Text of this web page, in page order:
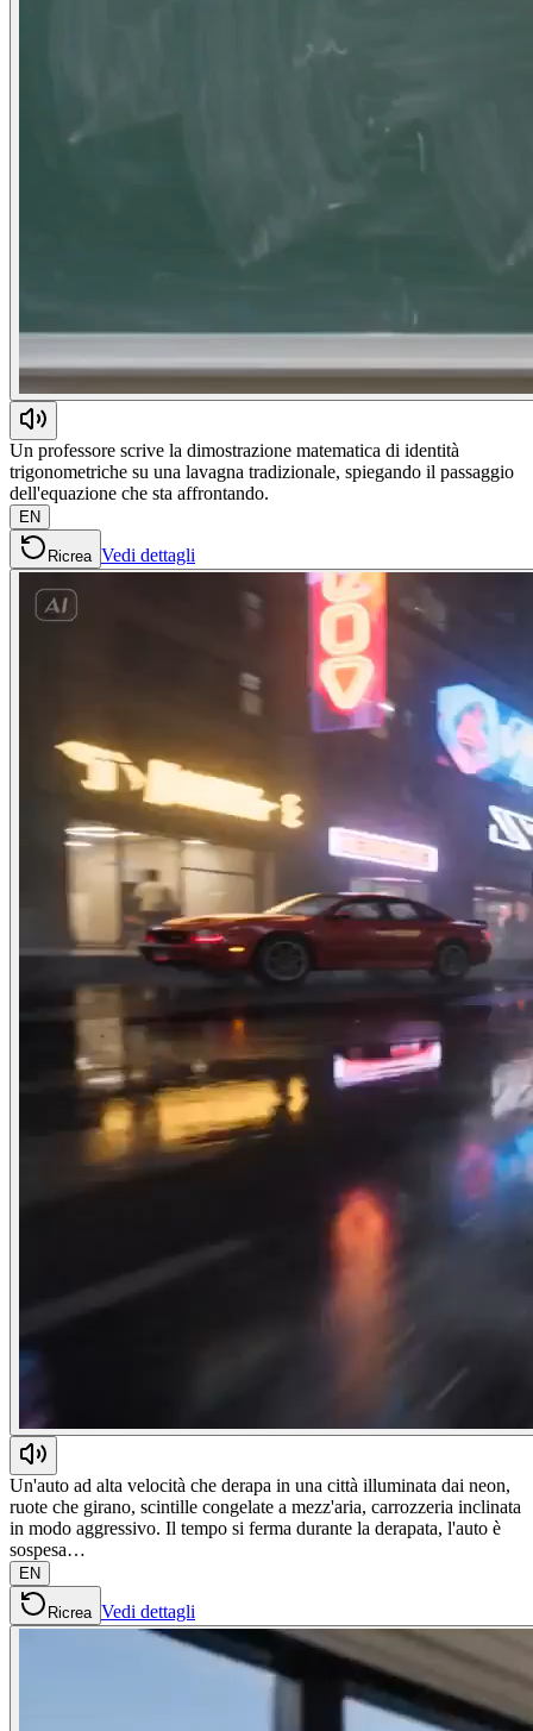
Un professore scrive la dimostrazione matematica di identità
trigonometriche su una lavagna tradizionale, spiegando il passaggio
dell'equazione che sta affrontando.
EN
Ricrea Vedi dettagli
Un'auto ad alta velocità che derapa in una città illuminata dai neon,
ruote che girano, scintille congelate a mezz'aria, carrozzeria inclinata
in modo aggressivo. Il tempo si ferma durante la derapata, l'auto è
sospesa…
EN
Ricrea Vedi dettagli